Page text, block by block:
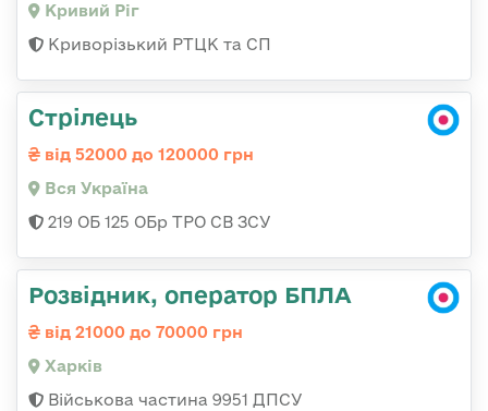
Кривий Ріг
Криворізький РТЦК та СП
Стрілець
від 52000 до 120000 грн
Вся Україна
219 ОБ 125 ОБр ТРО СВ ЗСУ
Розвідник, оператор БПЛА
від 21000 до 70000 грн
Харків
Військова частина 9951 ДПСУ